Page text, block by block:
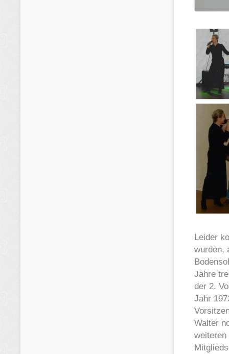
Leider
wurden,
Jahre
der 2.
Jahr
Walter